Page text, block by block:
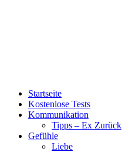
Startseite
Kostenlose Tests
Kommunikation
Tipps – Ex Zurück
Gefühle
Liebe